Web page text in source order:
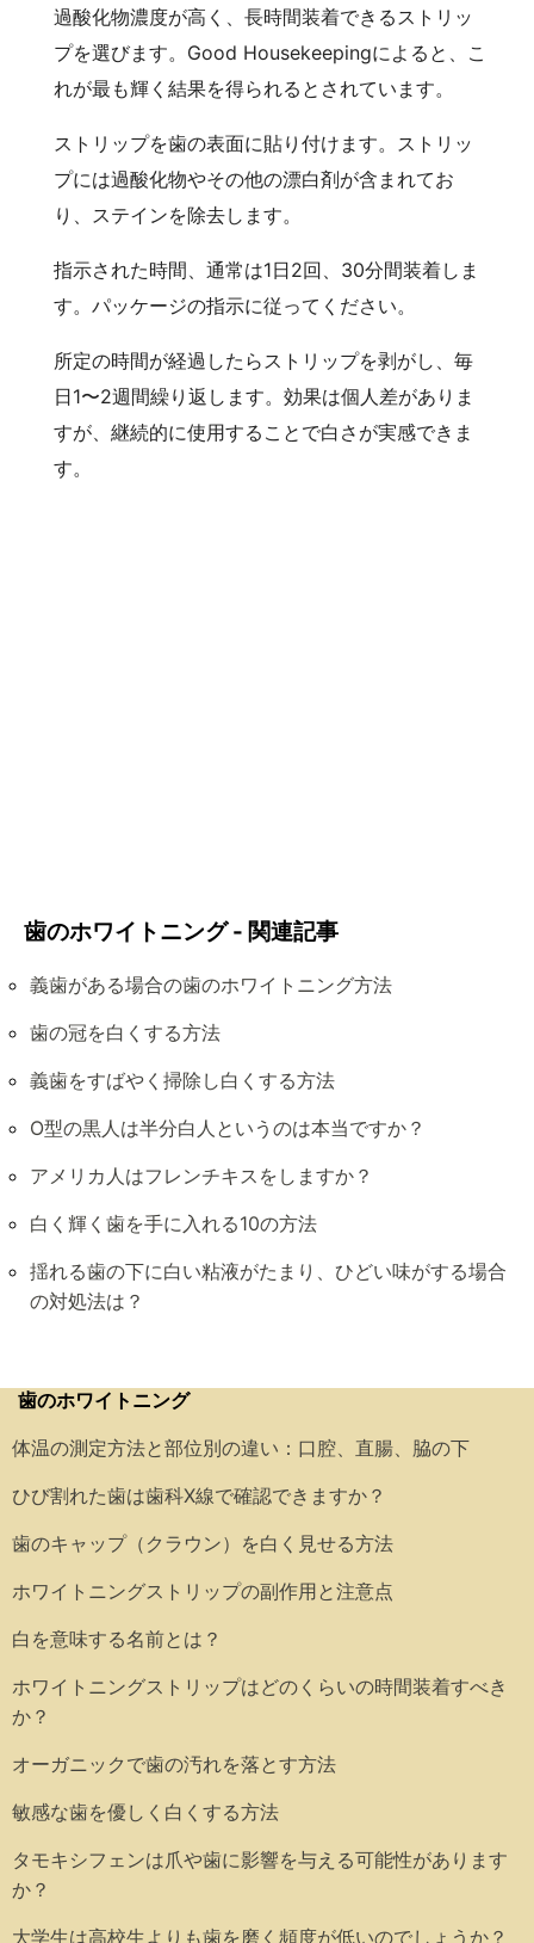
過酸化物濃度が高く、長時間装着できるストリッ
プを選びます。Good Housekeepingによると、こ
れが最も輝く結果を得られるとされています。
ストリップを歯の表面に貼り付けます。ストリッ
プには過酸化物やその他の漂白剤が含まれてお
り、ステインを除去します。
指示された時間、通常は1日2回、30分間装着しま
す。パッケージの指示に従ってください。
所定の時間が経過したらストリップを剥がし、毎
日1〜2週間繰り返します。効果は個人差がありま
すが、継続的に使用することで白さが実感できま
す。
歯のホワイトニング - 関連記事
義歯がある場合の歯のホワイトニング方法
歯の冠を白くする方法
義歯をすばやく掃除し白くする方法
O型の黒人は半分白人というのは本当ですか？
アメリカ人はフレンチキスをしますか？
白く輝く歯を手に入れる10の方法
揺れる歯の下に白い粘液がたまり、ひどい味がする場合
の対処法は？
歯のホワイトニング
体温の測定方法と部位別の違い：口腔、直腸、脇の下
ひび割れた歯は歯科X線で確認できますか？
歯のキャップ（クラウン）を白く見せる方法
ホワイトニングストリップの副作用と注意点
白を意味する名前とは？
ホワイトニングストリップはどのくらいの時間装着すべき
か？
オーガニックで歯の汚れを落とす方法
敏感な歯を優しく白くする方法
タモキシフェンは爪や歯に影響を与える可能性があります
か？
大学生は高校生よりも歯を磨く頻度が低いのでしょうか？